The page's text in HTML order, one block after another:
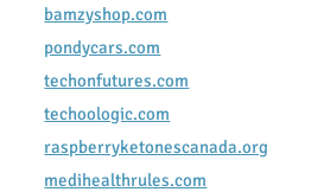
bamzyshop.com
pondycars.com
techonfutures.com
techoologic.com
raspberryketonescanada.org
medihealthrules.com